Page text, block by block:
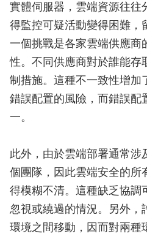
實體伺服器，雲端資源往往
得監控可疑活動變得困難，
一個挑戰是各家雲端供應商
性。不同供應商對於誰能存
制措施。這種不一致性增加
錯誤配置的風險，而錯誤配
一。
此外，由於雲端部署通常涉
個團隊，因此雲端安全的所
得模糊不清。這種缺乏協調
忽視或繞過的情況。另外，
環境之間移動，因而對兩種